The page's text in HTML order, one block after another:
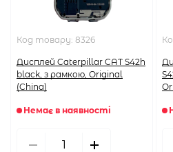
Код товару: 8326
Дисплей Caterpillar CAT S42h
black, з рамкою, Original
(China)
Немає в наявності